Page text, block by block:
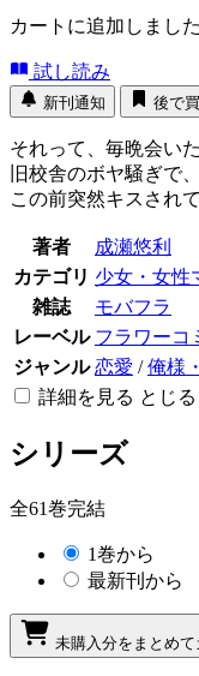
カートに追加しました
試し読み
新刊通知 後で
それって、毎晩会い
旧校舎のボヤ騒ぎで
この前突然キスされ
著者
成瀬悠利
カテゴリ 少女・女性
雑誌
モバフラ
レーベル フラワーコ
ジャンル 恋愛 /俺様
詳細を見る とじる
シリーズ
全61巻完結
1巻から
最新刊から
未購入分をまとめ